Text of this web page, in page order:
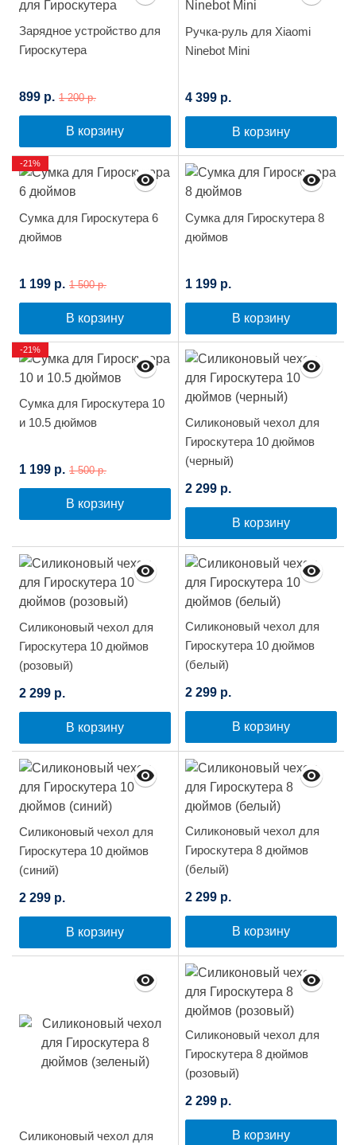
Зарядное устройство для
Гироскутера
899 р. 1 200 р.
В корзину
Ручка-руль для Xiaomi
Ninebot Mini
4 399 р.
В корзину
Сумка для Гироскутера 6
дюймов
1 199 р. 1 500 р.
В корзину
-21%
Сумка для Гироскутера 8
дюймов
1 199 р.
В корзину
Сумка для Гироскутера 10
и 10.5 дюймов
1 199 р. 1 500 р.
В корзину
-21%
Силиконовый чехол для
Гироскутера 10 дюймов
(черный)
2 299 р.
В корзину
Силиконовый чехол для
Гироскутера 10 дюймов
(розовый)
2 299 р.
В корзину
Силиконовый чехол для
Гироскутера 10 дюймов
(белый)
2 299 р.
В корзину
Силиконовый чехол для
Гироскутера 10 дюймов
(синий)
2 299 р.
В корзину
Силиконовый чехол для
Гироскутера 8 дюймов
(белый)
2 299 р.
В корзину
Силиконовый чехол для
Силиконовый чехол для
Гироскутера 8 дюймов
(розовый)
2 299 р.
В корзину